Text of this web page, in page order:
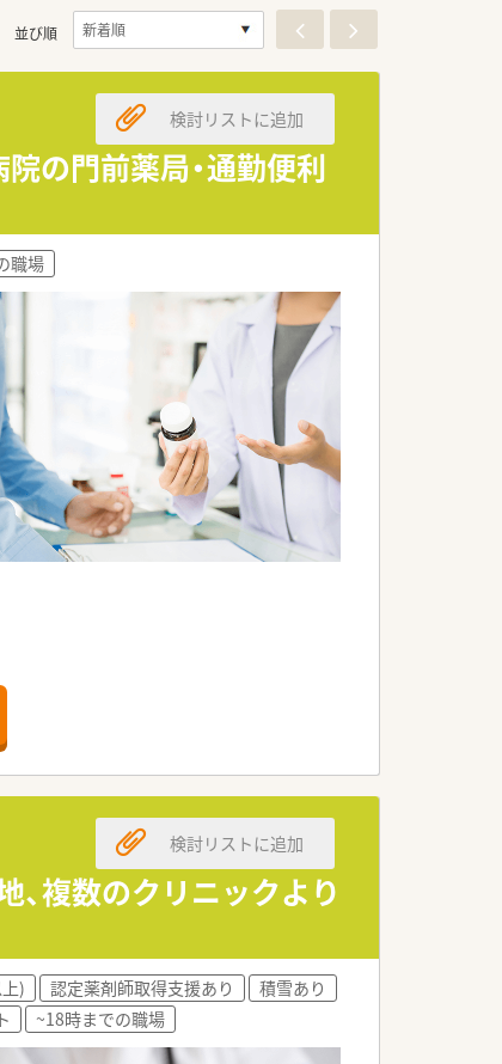
並び順
の門前薬局・通勤便利
検討リストに追加
職場
も良いため、患者様も多くご利
してきました。薬の品目数は約
拡大していく方針のため、増員で
におススメです。
、複数のクリニックより
検討リストに追加
) 認定薬剤師取得支援あり
積雪あり
~18時までの職場